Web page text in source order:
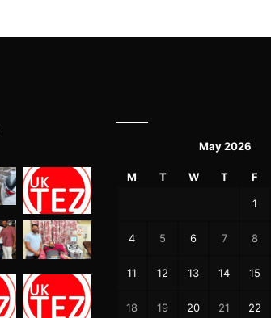
May 2026
M T W T F
1
4 5 6 7 8
11 12 13 14 15
18 19 20 21 22